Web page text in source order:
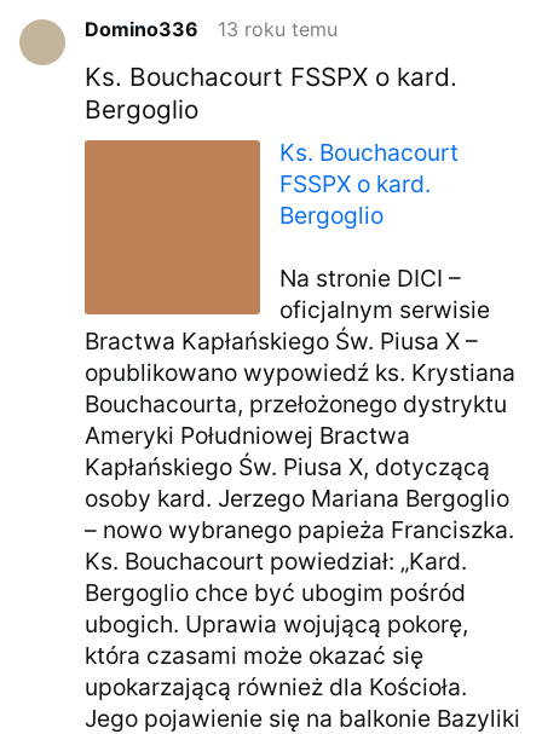
Domino336 13 roku temu
Ks. Bouchacourt FSSPX o kard.
Bergoglio
Ks. Bouchacourt
FSSPX o kard.
Bergoglio
Na stronie DICI –
oficjalnym serwisie
Bractwa Kapłańskiego Św. Piusa X –
opublikowano wypowiedź ks. Krystiana
Bouchacourta, przełożonego dystryktu
Ameryki Południowej Bractwa
Kapłańskiego Św. Piusa X, dotyczącą
osoby kard. Jerzego Mariana Bergoglio
– nowo wybranego papieża Franciszka.
Ks. Bouchacourt powiedział: „Kard.
Bergoglio chce być ubogim pośród
ubogich. Uprawia wojującą pokorę,
która czasami może okazać się
upokarzającą również dla Kościoła.
Jego pojawienie się na balkonie Bazyliki